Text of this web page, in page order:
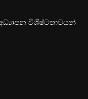
විශිෂ්ටතාවයන්